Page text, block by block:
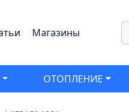
Магазины
ОТОПЛЕНИЕ